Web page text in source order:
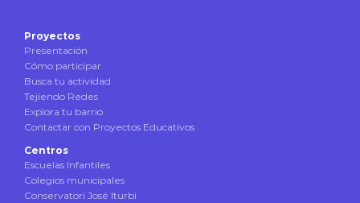
Proyectos
Presentación
Cómo participar
Busca tu actividad
Tejiendo Redes
Explora tu barrio
Contactar con Proyectos Educativos
Centros
Escuelas Infantiles
Colegios municipales
Conservatori José Iturbi